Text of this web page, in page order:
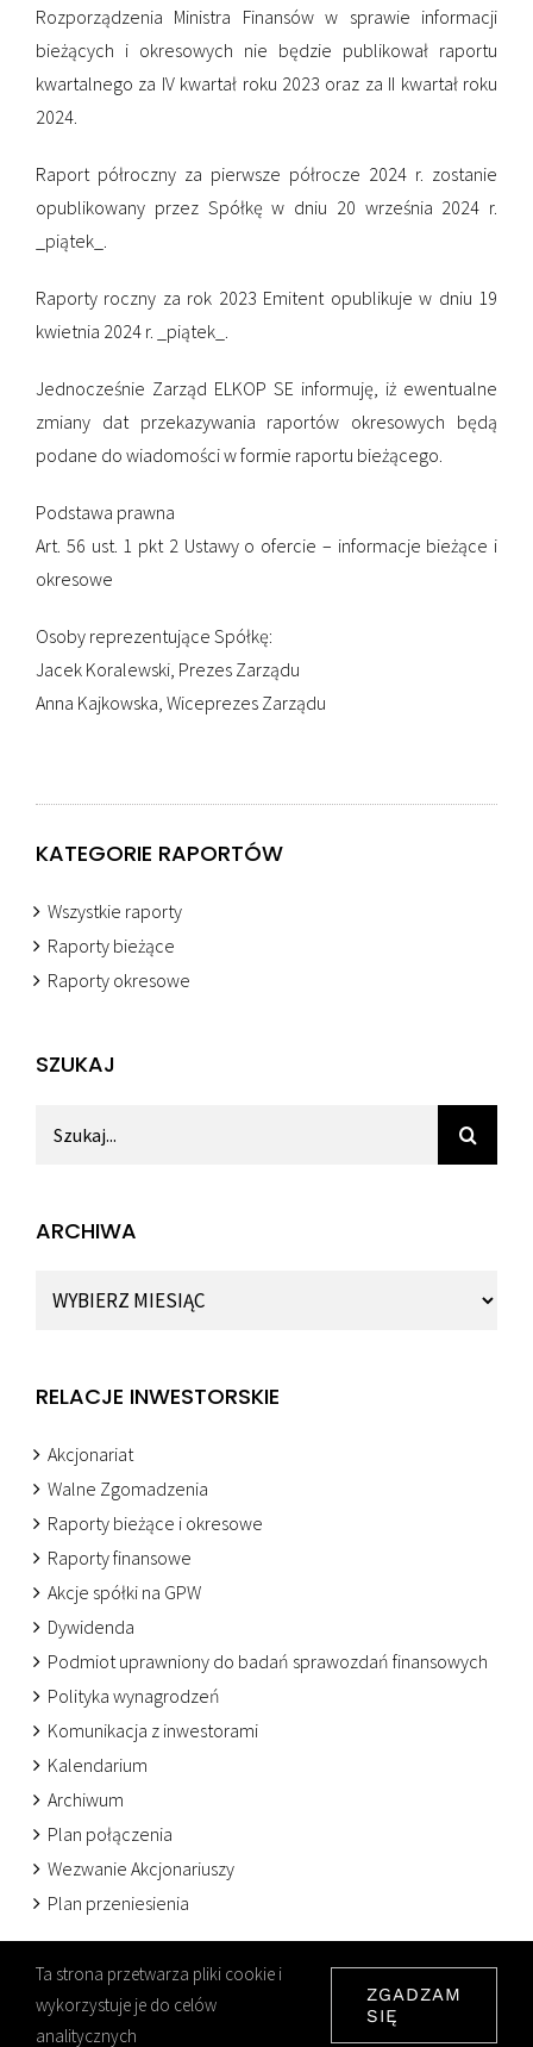
Rozporządzenia Ministra Finansów w sprawie informacji
bieżących i okresowych nie będzie publikował raportu
kwartalnego za IV kwartał roku 2023 oraz za II kwartał roku
2024.
Raport półroczny za pierwsze półrocze 2024 r. zostanie
opublikowany przez Spółkę w dniu 20 września 2024 r.
_piątek_.
Raporty roczny za rok 2023 Emitent opublikuje w dniu 19
kwietnia 2024 r. _piątek_.
Jednocześnie Zarząd ELKOP SE informuję, iż ewentualne
zmiany dat przekazywania raportów okresowych będą
podane do wiadomości w formie raportu bieżącego.
Podstawa prawna
Art. 56 ust. 1 pkt 2 Ustawy o ofercie – informacje bieżące i
okresowe
Osoby reprezentujące Spółkę:
Jacek Koralewski, Prezes Zarządu
Anna Kajkowska, Wiceprezes Zarządu
KATEGORIE RAPORTÓW
Wszystkie raporty
Raporty bieżące
Raporty okresowe
SZUKAJ
ARCHIWA
RELACJE INWESTORSKIE
Akcjonariat
Walne Zgomadzenia
Raporty bieżące i okresowe
Raporty finansowe
Akcje spółki na GPW
Dywidenda
Podmiot uprawniony do badań sprawozdań finansowych
Polityka wynagrodzeń
Komunikacja z inwestorami
Kalendarium
Archiwum
Plan połączenia
Wezwanie Akcjonariuszy
Plan przeniesienia
© Copyright 2026 ELKOP ESTONIA SE | Designed bySYGATE
Ta strona przetwarza pliki cookie i
wykorzystuje je do celów
analitycznych
ZGADZAM
SIĘ